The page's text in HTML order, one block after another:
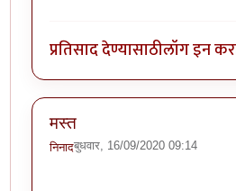
प्रतिसाद देण्यासाठीलॉग इन
मस्त
निनादबुधवार, 16/09/2020 09:14